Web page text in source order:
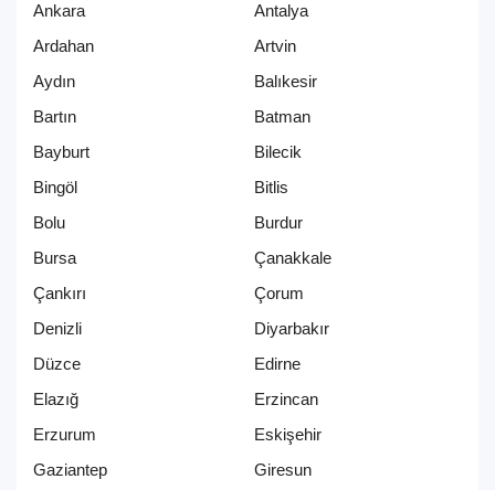
Ankara
Antalya
Ardahan
Artvin
Aydın
Balıkesir
Bartın
Batman
Bayburt
Bilecik
Bingöl
Bitlis
Bolu
Burdur
Bursa
Çanakkale
Çankırı
Çorum
Denizli
Diyarbakır
Düzce
Edirne
Elazığ
Erzincan
Erzurum
Eskişehir
Gaziantep
Giresun